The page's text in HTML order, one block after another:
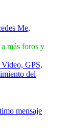
Me,
más foros y
GPS,
del
mensaje